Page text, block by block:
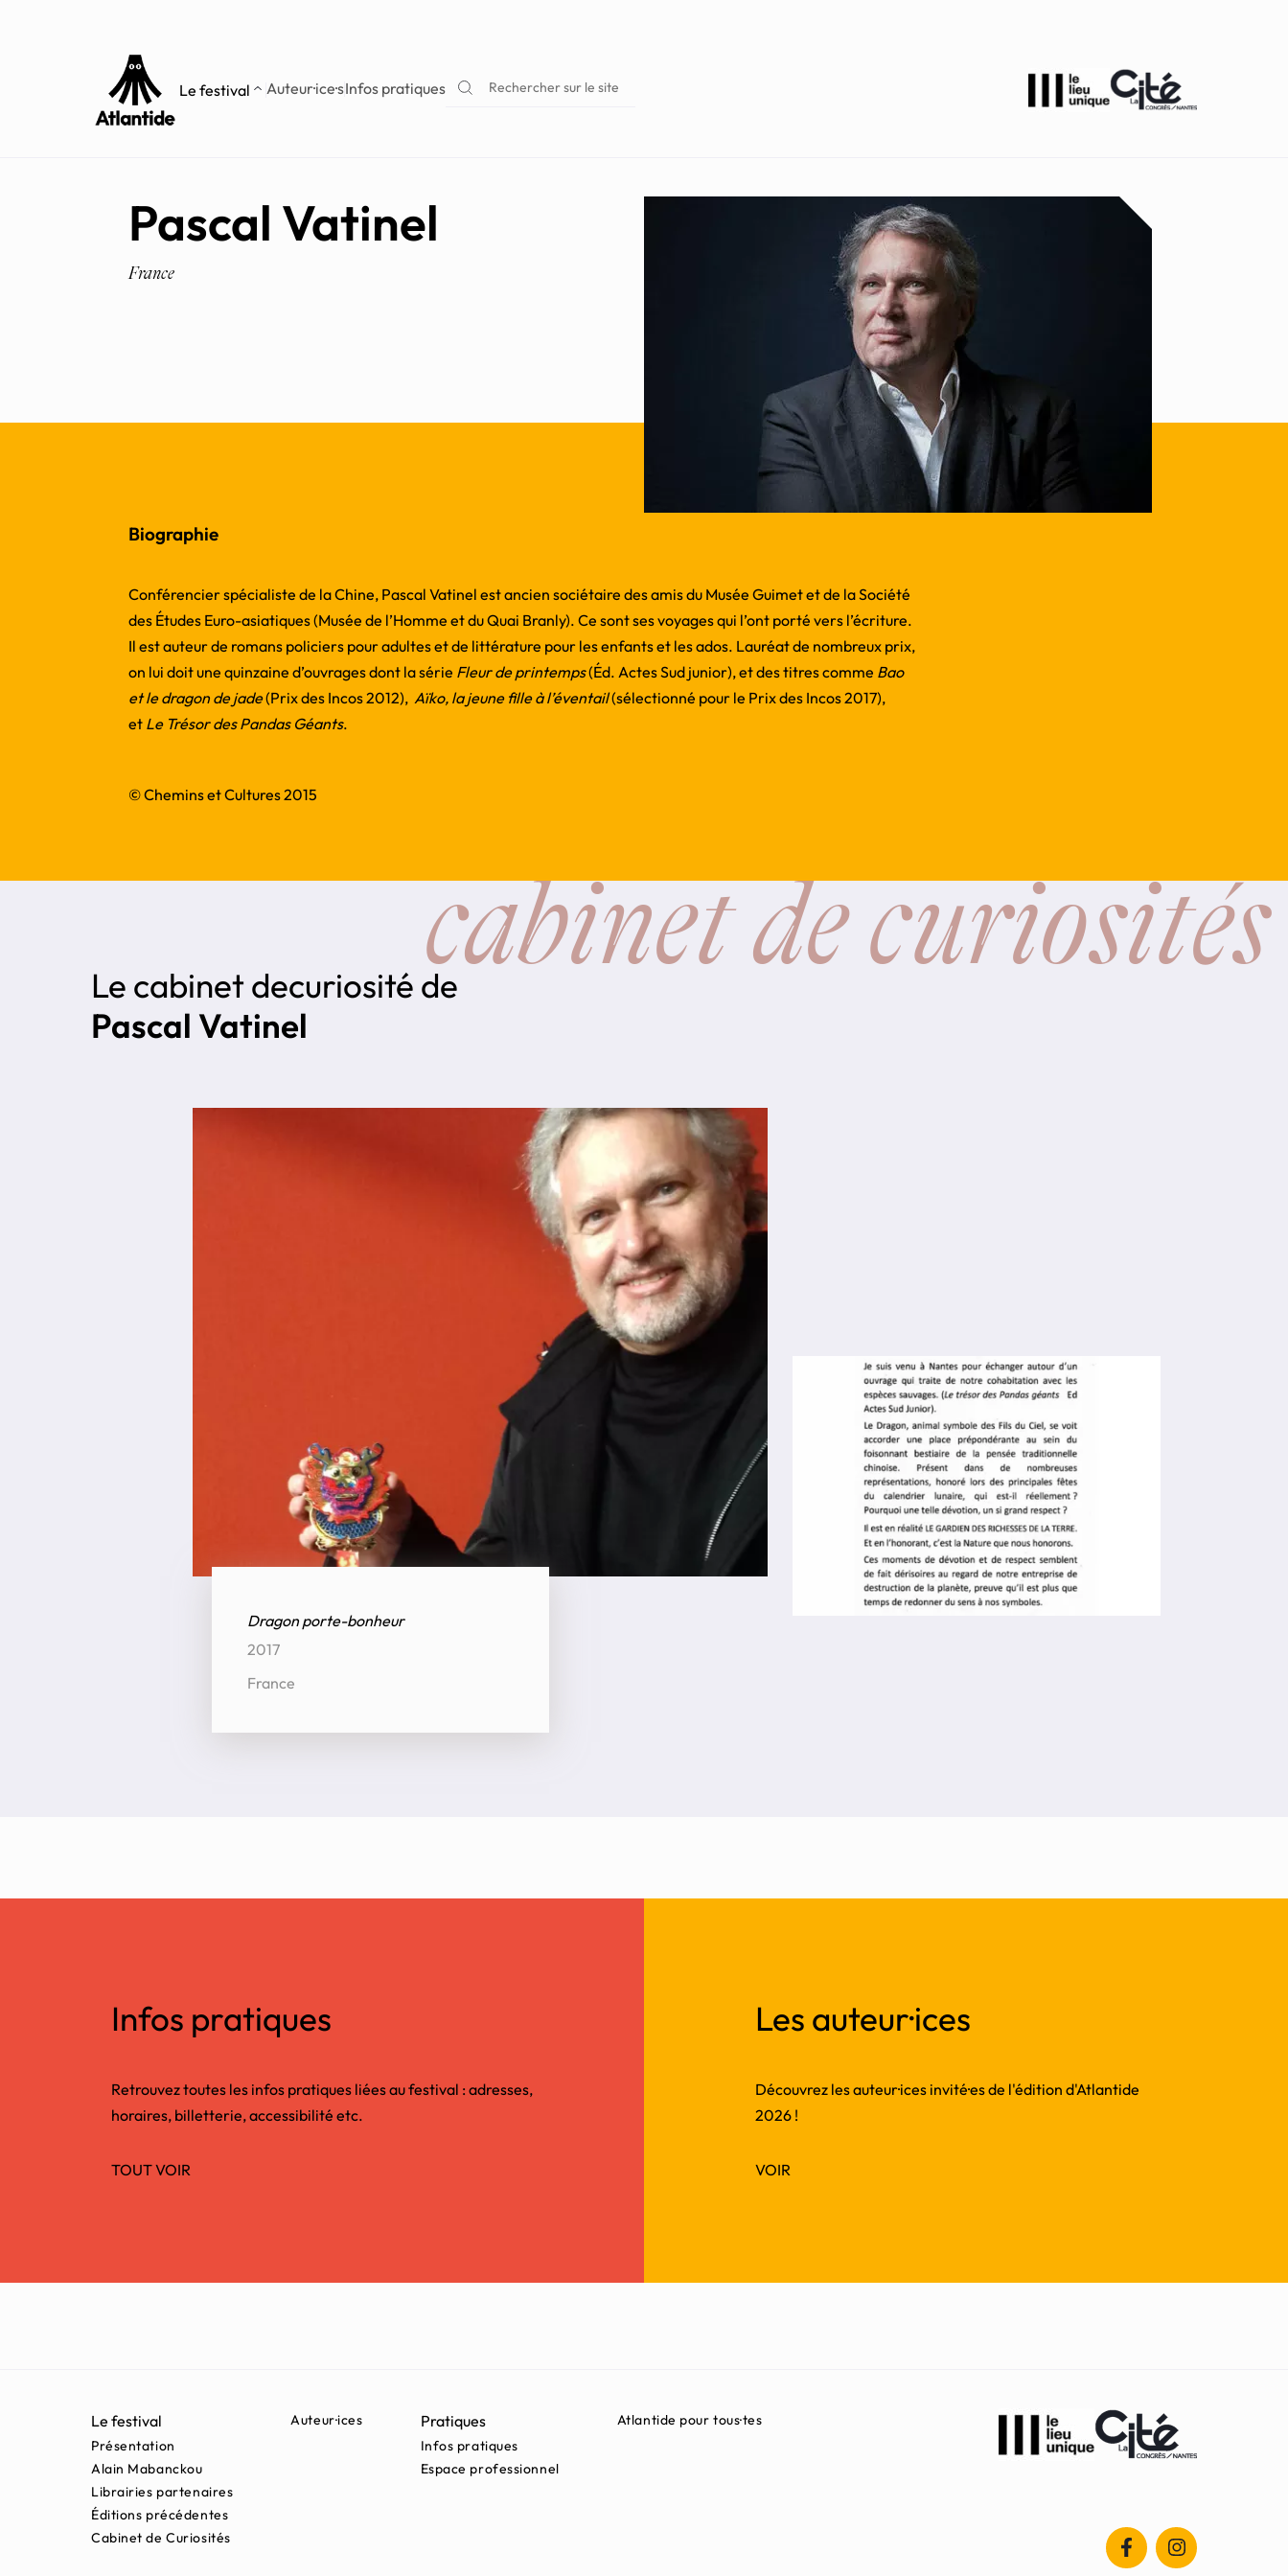
Le festival Auteur·ice·sInfos pratiques Rechercher sur le site
Pascal Vatinel
France
Biographie
Conférencier spécialiste de la Chine, Pascal Vatinel est ancien sociétaire des amis du Musée Guimet et de la Société
des Études Euro-asiatiques (Musée de l’Homme et du Quai Branly). Ce sont ses voyages qui l’ont porté vers l’écriture.
Il est auteur de romans policiers pour adultes et de littérature pour les enfants et les ados. Lauréat de nombreux prix,
on lui doit une quinzaine d’ouvrages dont la série Fleur de printemps(Éd. Actes Sud junior), et des titres comme Bao
et le dragon de jade(Prix des Incos 2012), Aïko, la jeune fille à l’éventail(sélectionné pour le Prix des Incos 2017),
et Le Trésor des Pandas Géants.
© Chemins et Cultures 2015
Le cabinet decuriosité de
Pascal Vatinel
Dragon porte-bonheur
2017
France
cabinet de curiosités
Infos pratiques
Retrouvez toutes les infos pratiques liées au festival : adresses,
horaires, billetterie, accessibilité etc.
TOUT VOIR
Les auteur·ices
Découvrez les auteur·ices invité·es de l'édition d'Atlantide
2026 !
VOIR
Le festival
Présentation
Alain Mabanckou
Librairies partenaires
Éditions précédentes
Cabinet de Curiosités
Auteur·ices Pratiques
Infos pratiques
Espace professionnel
Atlantide pour tous·tes